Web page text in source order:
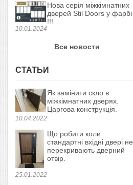
10.01.2024
Нова серія міжкімнатних
дверей Stil Doors у фарбі
!!!
Все новости
СТАТЬИ
10.04.2022
Як замінити скло в
міжкімнатних дверях.
Царгова конструкція.
25.01.2022
Що робити коли
стандартні вхідні двері не
перекривають дверний
отвір.